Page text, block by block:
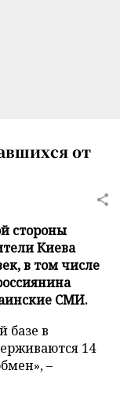
от
стороны
Киева
в том числе
СМИ.
базе в
14
–